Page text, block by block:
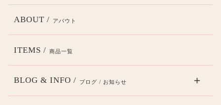
ABOUT / アバウト
ITEMS / 商品一覧
BLOG & INFO / ブログ / お知らせ